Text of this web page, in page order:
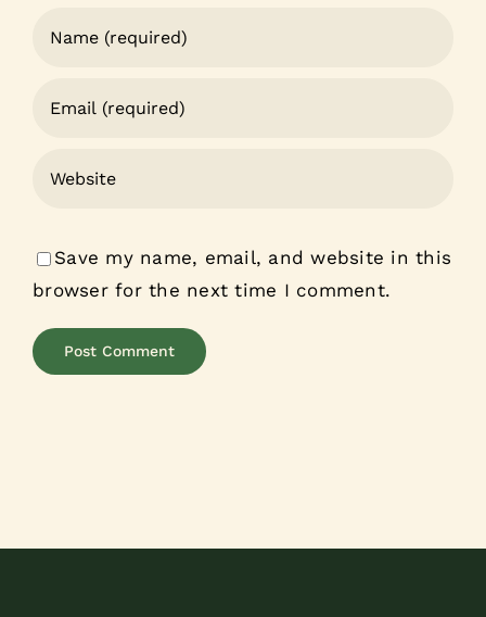
Save my name, email, and website in this
browser for the next time I comment.